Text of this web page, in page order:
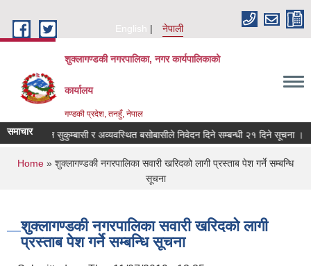
English
नेपाली
शुक्लागण्डकी नगरपालिका, नगर कार्यपालिकाको
कार्यालय
गण्डकी प्रदेश, तनहुँ, नेपाल
समाचार
भूमिहीन सुकुम्बासी र अव्यवस्थित बसोबासीले निवेदन दिने सम्बन्धी २१ दिने सूचना ।
You are here
Home » शुक्लागण्डकी नगरपालिका सवारी खरिदको लागी प्रस्ताब पेश गर्ने सम्बन्धि
सूचना
शुक्लागण्डकी नगरपालिका सवारी खरिदको लागी
प्रस्ताब पेश गर्ने सम्बन्धि सूचना